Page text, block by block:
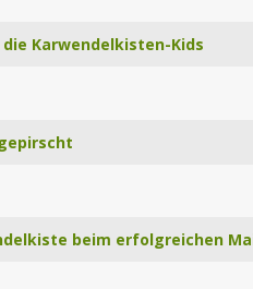
Karwendelkisten-Kids
beim erfolgreichen